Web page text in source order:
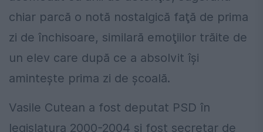
chiar parcă o notă nostalgică faţă de prima
zi de închisoare, similară emoţiilor trăite de
un elev care după ce a absolvit îşi
aminteşte prima zi de şcoală.
Vasile Cutean a fost deputat PSD în
legislatura 2000-2004 și fost secretar de